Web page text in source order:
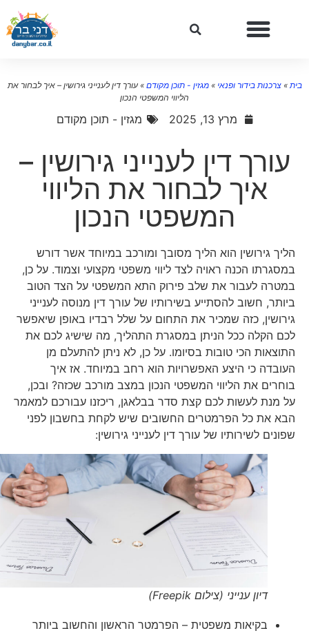
»צרכנות בידור ופנאי»מגזין - תוכן מקודם»עורך דין לענייני גירושין – איך לבחור את
הליווי המשפטי הנכון
מרץ 13, 2025 מגזין - תוכן מקודם
עורך דין לענייני גירושין –
איך לבחור את הליווי
המשפטי הנכון
הליך גירושין הוא הליך מסובך ומורכב במיוחד אשר דורש
במסגרתו הכנה ראויה לצד ליווי משפטי מקצועי וצמוד. על כן,
במטרה לעבור את שלב פירוק התא המשפטי על הצד הטוב
ביותר, חשוב להסתייע בשירותיו של עורך דין מנוסה לענייני
גירושין, כזה שמכיר את התחום על שלל רבדיו באופן שיאפשר
לכם הקלה ככל הניתן במסגרת התהליך, מה שישיג לכם את
התוצאות הכי טובות בסיומו. על כן, לא ניתן להתעלם מן
העובדה כי היצע האפשרויות הוא רחב במיוחד. אז איך
בוחרים את הליווי המשפטי הנכון במצב מורכב שכזה? ובכן,
על מנת לעשות לכם קצת סדר בבלאגן, ריכזנו עבורכם למאמר
הבא את כל הפרמטרים החשובים שיש לקחת בחשבון לפני
שפונים לשירותיו של עורך דין לענייני גירושין:
דיון ענייני (צילום Freepik)
בקיאות משפטית – הפרמטר הראשון והחשוב ביותר